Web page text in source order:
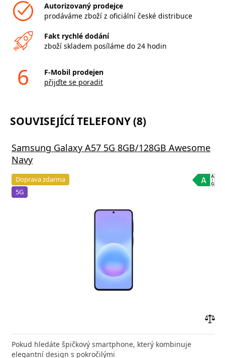
Autorizovaný prodejce
prodáváme zboží z oficiální české distribuce
Fakt rychlé dodání
zboží skladem posíláme do 24 hodin
6
F-Mobil prodejen
přijďte se poradit
SOUVISEJÍCÍ TELEFONY (8)
Samsung Galaxy A57 5G 8GB/128GB Awesome
Navy
Doprava zdarma
5G
Pokud hledáte špičkový smartphone, který kombinuje
elegantní design s pokročilými